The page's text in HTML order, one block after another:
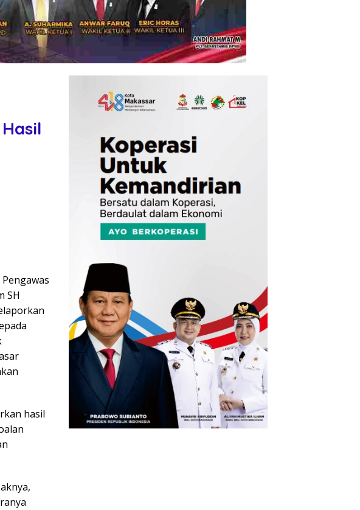
Pengawas
SH
hasil